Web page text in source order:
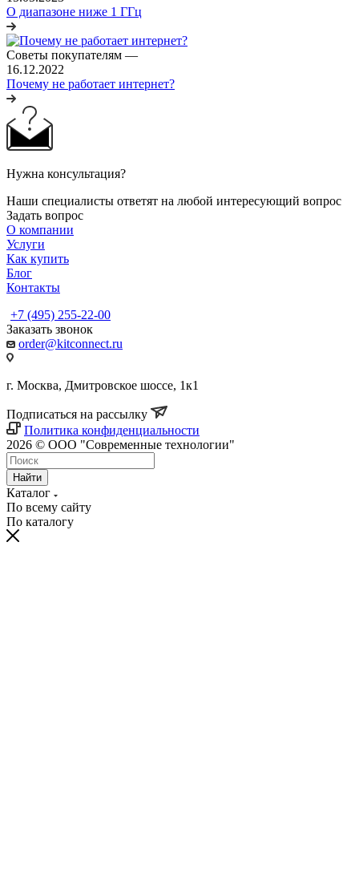
О диапазоне ниже 1 ГГц
Советы покупателям —
16.12.2022
Почему не работает интернет?
Нужна консультация?
Наши специалисты ответят на любой интересующий вопрос
Задать вопрос
О компании
Услуги
Как купить
Блог
Контакты
+7 (495) 255-22-00
Заказать звонок
order@kitconnect.ru
г. Москва, Дмитровское шоссе, 1к1
Подписаться на рассылку
Политика конфиденциальности
2026 © ООО "Современные технологии"
Найти
Каталог
По всему сайту
По каталогу